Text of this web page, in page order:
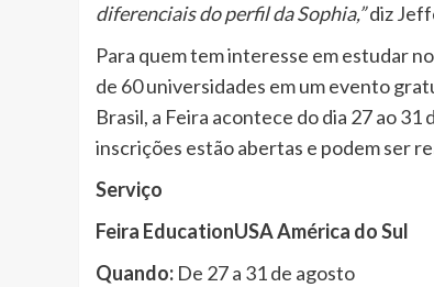
diferenciais do perfil da Sophia,”diz
Para quem tem interesse em estudar
de 60 universidades em um evento
Brasil, a Feira acontece do dia 27 ao 31
inscrições estão abertas e podem ser
Serviço
Feira EducationUSA América do Sul
Quando: De 27 a 31 de agosto